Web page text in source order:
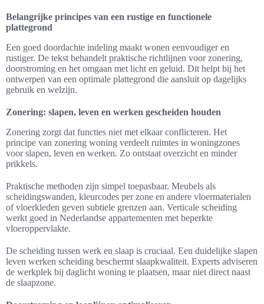
Belangrijke principes van een rustige en functionele
plattegrond
Een goed doordachte indeling maakt wonen eenvoudiger en
rustiger. De tekst behandelt praktische richtlijnen voor zonering,
doorstroming en het omgaan met licht en geluid. Dit helpt bij het
ontwerpen van een optimale plattegrond die aansluit op dagelijks
gebruik en welzijn.
Zonering: slapen, leven en werken gescheiden houden
Zonering zorgt dat functies niet met elkaar conflicteren. Het
principe van zonering woning verdeelt ruimtes in woningzones
voor slapen, leven en werken. Zo ontstaat overzicht en minder
prikkels.
Praktische methoden zijn simpel toepasbaar. Meubels als
scheidingswanden, kleurcodes per zone en andere vloermaterialen
of vloerkleden geven subtiele grenzen aan. Verticale scheiding
werkt goed in Nederlandse appartementen met beperkte
vloeroppervlakte.
De scheiding tussen werk en slaap is cruciaal. Een duidelijke slapen
leven werken scheiding beschermt slaapkwaliteit. Experts adviseren
de werkplek bij daglicht woning te plaatsen, maar niet direct naast
de slaapzone.